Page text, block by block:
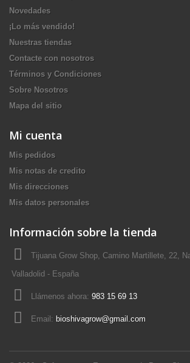
Novedades
¡Lo más vendido!
Nuestras tiendas
Contacte con nosotros
Términos y Condiciones
Sobre Nosotros
Mapa del sitio
Mi cuenta
Mis pedidos
Mis notas de credito
Mis direcciones
Mis datos personales
Información sobre la tienda
Tijuana Grow Shop, Camino Martillete, 22,
Valladolid - España
Llámenos ahora: 983 15 69 13
Email: bioshivagrow@gmail.com